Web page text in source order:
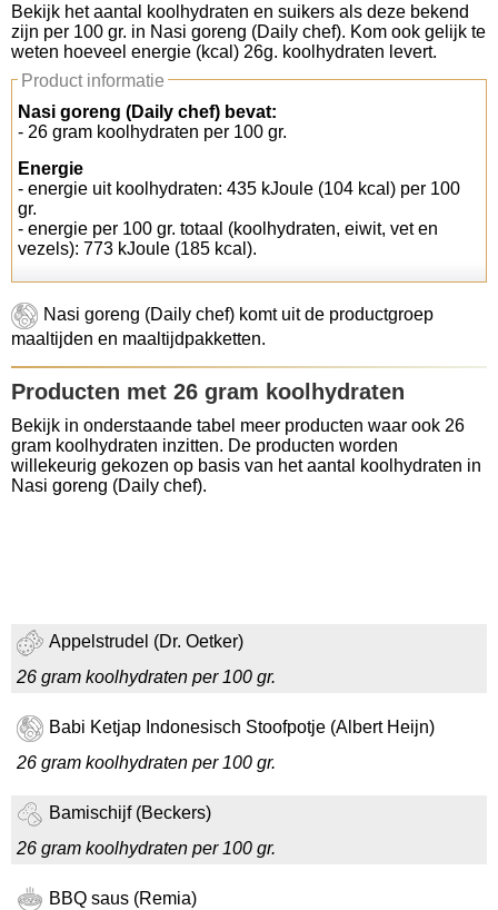
Koolhydraten tellen
Links
Bekijk het aantal koolhydraten en suikers als deze bekend
zijn per 100 gr. in Nasi goreng (Daily chef). Kom ook gelijk te
weten hoeveel energie (kcal) 26g. koolhydraten levert.
Product informatie
Nasi goreng (Daily chef) bevat:
- 26 gram koolhydraten per 100 gr.
Energie
- energie uit koolhydraten: 435 kJoule (104 kcal) per 100
gr.
- energie per 100 gr. totaal (koolhydraten, eiwit, vet en
vezels): 773 kJoule (185 kcal).
Nasi goreng (Daily chef) komt uit de productgroep
maaltijden en maaltijdpakketten.
Producten met 26 gram koolhydraten
Bekijk in onderstaande tabel meer producten waar ook 26
gram koolhydraten inzitten. De producten worden
willekeurig gekozen op basis van het aantal koolhydraten in
Nasi goreng (Daily chef).
Appelstrudel (Dr. Oetker)
26 gram koolhydraten per 100 gr.
Babi Ketjap Indonesisch Stoofpotje (Albert Heijn)
26 gram koolhydraten per 100 gr.
Bamischijf (Beckers)
26 gram koolhydraten per 100 gr.
BBQ saus (Remia)